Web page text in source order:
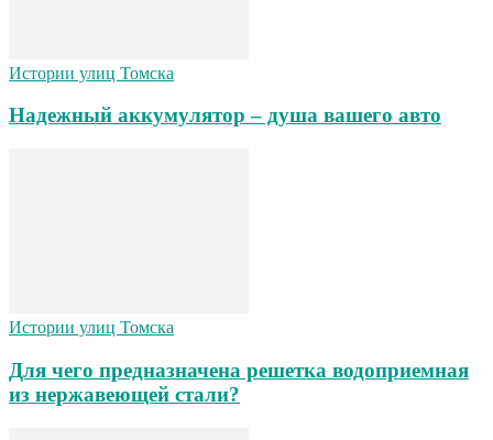
Истории улиц Томска
Надежный аккумулятор – душа вашего авто
Истории улиц Томска
Для чего предназначена решетка водоприемная
из нержавеющей стали?